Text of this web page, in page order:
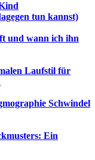
tun kannst)
und wann ich ihn
Laufstil für
Schwindel
Ein